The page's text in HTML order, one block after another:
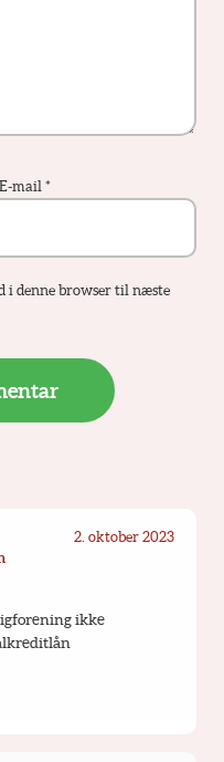
E-mail *
i denne browser til næste
2. oktober 2023
ikke